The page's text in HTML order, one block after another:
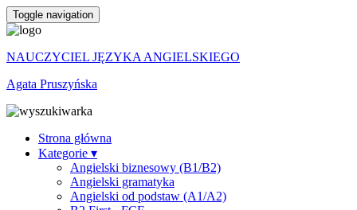
Toggle navigation
NAUCZYCIEL JĘZYKA ANGIELSKIEGO
Agata Pruszyńska
Strona główna
Kategorie ▾
Angielski biznesowy (B1/B2)
Angielski gramatyka
Angielski od podstaw (A1/A2)